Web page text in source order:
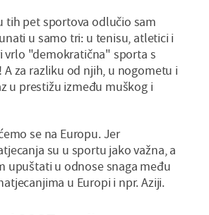
tih pet sportova odlučio sam
u samo tri: u tenisu, atletici i
vrlo "demokratična" sporta s
za razliku od njih, u nogometu i
u prestižu između muškog i
se na Europu. Jer
su u sportu jako važna, a
upuštati u odnose snaga među
u Europi i npr. Aziji.